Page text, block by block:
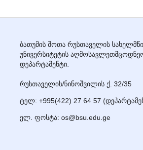
ბათუმის შოთა რუსთაველის
უნივერსიტეტის
დეპარტამენტი.
რუსთაველის/ნინოშვილის ქ. 32/35
ტელ: +995(422) 27 64 57
ელ. ფოსტა: os@bsu.edu.ge